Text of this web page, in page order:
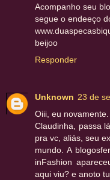
Acompanho seu
segue o endeeço
beijoo
Responder
Unknown 23 de
Oiii, eu novamente.
Claudinha, passa
pra vc, aliás, seu
mundo. A
inFashion
aqui viu? e anoto